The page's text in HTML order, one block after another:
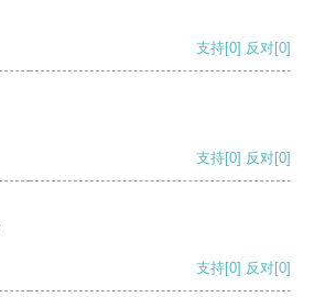
支持[0] 反对[0]
支持[0] 反对[0]
支持[0] 反对[0]